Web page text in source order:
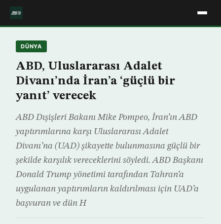
DÜNYA
ABD, Uluslararası Adalet
Divanı’nda İran’a ‘güçlü bir
yanıt’ verecek
ABD Dışişleri Bakanı Mike Pompeo, İran’ın ABD
yaptırımlarına karşı Uluslararası Adalet
Divanı’na (UAD) şikayette bulunmasına güçlü bir
şekilde karşılık vereceklerini söyledi. ABD Başkanı
Donald Trump yönetimi tarafından Tahran’a
uygulanan yaptırımların kaldırılması için UAD’a
başvuran ve dün H